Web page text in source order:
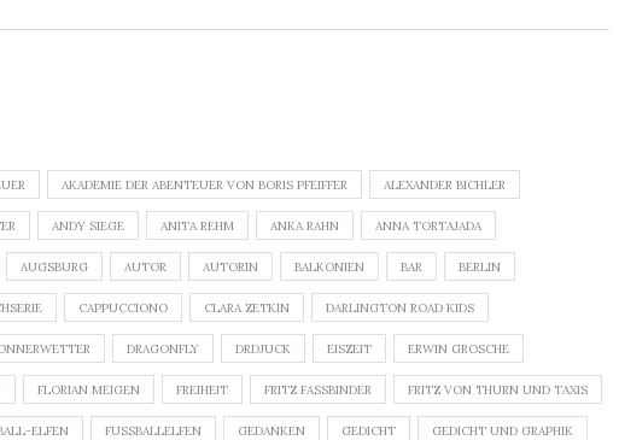
AKADEMIE DER ABENTEUER VON BORIS PFEIFFER ALEXANDER BICHLER
ANDY SIEGE ANITA REHM ANKA RAHN ANNA TORTAJADA
AUGSBURG AUTOR AUTORIN BALKONIEN BAR BERLIN
CAPPUCCIONO CLARA ZETKIN DARLINGTON ROAD KIDS
DRAGONFLY DRDJUCK EISZEIT ERWIN GROSCHE
FLORIAN MEIGEN FREIHEIT FRITZ FASSBINDER FRITZ VON THURN UND TAXIS
ELFEN FUSSBALLELFEN GEDANKEN GEDICHT GEDICHT UND GRAPHIK